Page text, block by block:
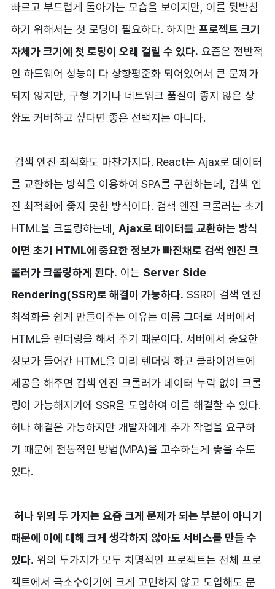
빠르고 부드럽게 돌아가는 모습을 보이지만, 이를 뒷받침
하기 위해서는 첫 로딩이 필요하다. 하지만 프로젝트 크기
자체가 크기에 첫 로딩이 오래 걸릴 수 있다. 요즘은 전반적
인 하드웨어 성능이 다 상향평준화 되어있어서 큰 문제가
되지 않지만, 구형 기기나 네트워크 품질이 좋지 않은 상
황도 커버하고 싶다면 좋은 선택지는 아니다.
검색 엔진 최적화도 마찬가지다. React는 Ajax로 데이터
를 교환하는 방식을 이용하여 SPA를 구현하는데, 검색 엔
진 최적화에 좋지 못한 방식이다. 검색 엔진 크롤러는 초기
HTML을 크롤링하는데, Ajax로 데이터를 교환하는 방식
이면 초기 HTML에 중요한 정보가 빠진채로 검색 엔진 크
롤러가 크롤링하게 된다. 이는 Server Side
Rendering(SSR)로 해결이 가능하다. SSR이 검색 엔진
최적화를 쉽게 만들어주는 이유는 이름 그대로 서버에서
HTML을 렌더링을 해서 주기 때문이다. 서버에서 중요한
정보가 들어간 HTML을 미리 렌더링 하고 클라이언트에
제공을 해주면 검색 엔진 크롤러가 데이터 누락 없이 크롤
링이 가능해지기에 SSR을 도입하여 이를 해결할 수 있다.
허나 해결은 가능하지만 개발자에게 추가 작업을 요구하
기 때문에 전통적인 방법(MPA)을 고수하는게 좋을 수도
있다.
허나 위의 두 가지는 요즘 크게 문제가 되는 부분이 아니기
때문에 이에 대해 크게 생각하지 않아도 서비스를 만들 수
있다. 위의 두가지가 모두 치명적인 프로젝트는 전체 프로
젝트에서 극소수이기에 크게 고민하지 않고 도입해도 문